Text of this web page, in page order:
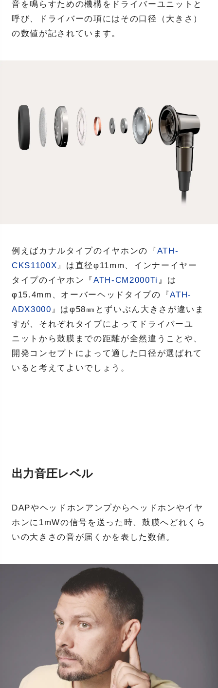
音を鳴らすための機構をドライバーユニットと
呼び、ドライバーの項にはその口径（大きさ）
の数値が記されています。
例えばカナルタイプのイヤホンの『 ATH-
CKS1100X』は直径φ11mm、インナーイヤー
タイプのイヤホン『 ATH-CM2000Ti 』は
φ15.4mm、オーバーヘッドタイプの『ATH-
ADX3000 』はφ58㎜とずいぶん大きさが違いま
すが、それぞれタイプによってドライバーユ
ニットから鼓膜までの距離が全然違うことや、
開発コンセプトによって適した口径が選ばれて
いると考えてよいでしょう。
出力音圧レベル
DAPやヘッドホンアンプからヘッドホンやイヤ
ホンに1mWの信号を送った時、鼓膜へどれくら
いの大きさの音が届くかを表した数値。